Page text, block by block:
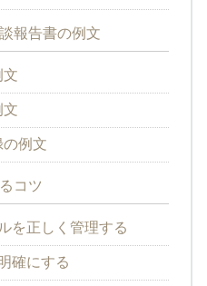
報告書の例文
文
文
例文
コツ
を正しく管理する
確にする